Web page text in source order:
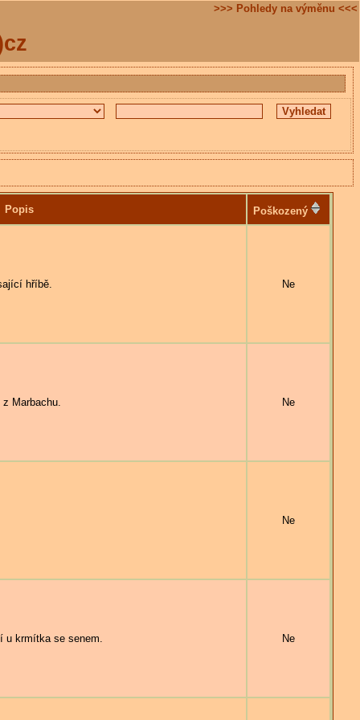
>>> Pohledy na výměnu <<<
Popis Poškozený
hříbě. Ne
Marbachu. Ne
Ne
u krmítka se senem. Ne